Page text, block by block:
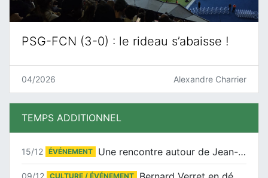
PSG-FCN (3-0) : le rideau s’abaisse !
04/2026 Alexandre Charrier
TEMPS ADDITIONNEL
15/12 ÉVÉNEMENT Une rencontre autour de Jean-Claude Suaudeau
09/12 CULTURE / ÉVÉNEMENT